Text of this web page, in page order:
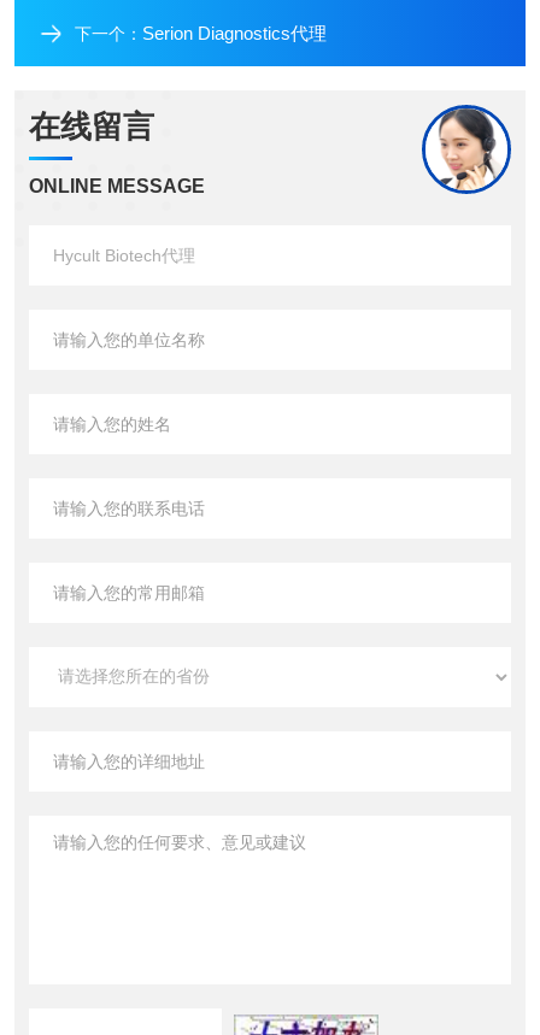
下一个： Serion Diagnostics代理
在线留言
ONLINE MESSAGE